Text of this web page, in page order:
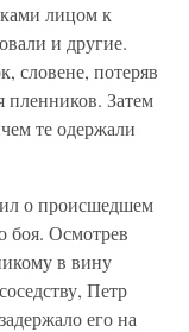
лицом к
и другие.
словене, потеряв
пленников. Затем
те одержали
о происшедшем
боя. Осмотрев
в вину
Петр
его на